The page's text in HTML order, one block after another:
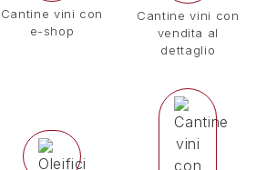
Cantine vini con
e-shop
Cantine vini con
vendita al
dettaglio